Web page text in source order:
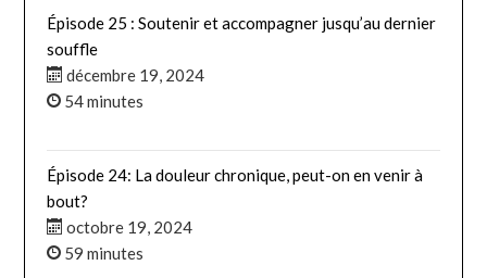
Épisode 25 : Soutenir et accompagner jusqu’au dernier
souffle
décembre 19, 2024
54 minutes
Épisode 24: La douleur chronique, peut-on en venir à
bout?
octobre 19, 2024
59 minutes